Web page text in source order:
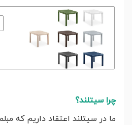
چرا سیتلند؟
ما در سیتلند اعتقاد داریم که